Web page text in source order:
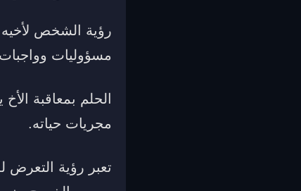
رؤية الشخص
مسؤوليات
الحلم بمعاقبة
مجريات حياته.
تعبر رؤية